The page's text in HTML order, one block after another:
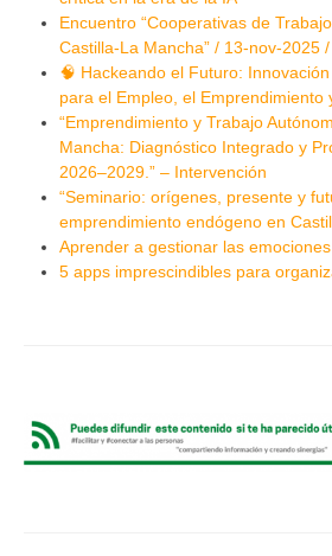
Encuentro “Cooperativas de
Castilla-La Mancha” / 13-nov-2025
🧠 Hackeando el Futuro:
para el Empleo, el Emprendimiento
“Emprendimiento y Trabajo
Mancha: Diagnóstico Integrado y
2026–2029.” – Intervención
“Seminario: orígenes, presente y
emprendimiento endógeno en
Aprender a gestionar las emociones
5 apps imprescindibles para